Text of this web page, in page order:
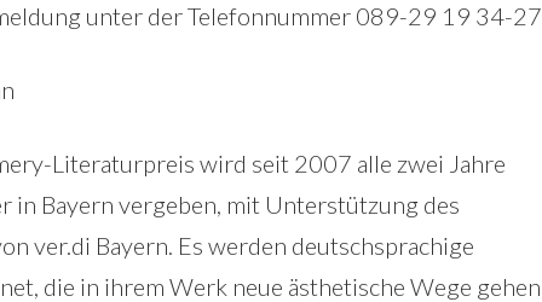
unter der Telefonnummer 089-29 19 34-27
Literaturpreis wird seit 2007 alle zwei Jahre
in Bayern vergeben, mit Unterstützung des
ver.di Bayern. Es werden deutschsprachige
die in ihrem Werk neue ästhetische Wege gehen